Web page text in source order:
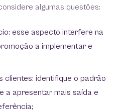
algumas questões:
esse aspecto interfere na
a implementar e
clientes: identifique o padrão
a apresentar mais saída e